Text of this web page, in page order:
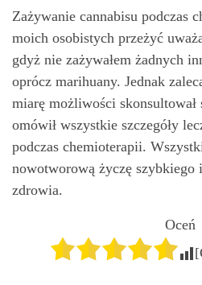
Zażywanie cannabisu podczas
moich osobistych przeżyć
gdyż nie zażywałem żadnych
oprócz marihuany. Jednak
miarę możliwości
omówił wszystkie szczegóły
podczas chemioterapii.
nowotworową życzę szybkiego
zdrowia.
Oceń